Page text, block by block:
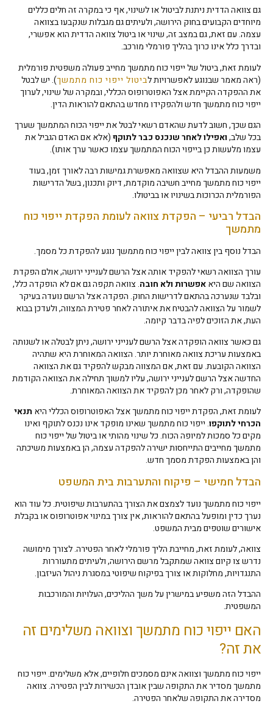
גם צוואה הדדית ניתנת לביטול או לשינוי, אף כי במקרה זה חלים כללים
מיוחדים הקבועים בחוק הירושה, ולעיתים גם מגבלות שנקבעו בצוואה
עצמה. עם זאת, גם במצב זה, שינוי או ביטול צוואה הדדית הוא אפשרי,
ובדרך כלל אינו כרוך בהליך פורמלי מורכב.
לעומת זאת, ביטול של ייפוי כוח מתמשך מחייב פעולה משפטית פורמלית
(ראה מאמר שבנוגע לאפשרויות לביטול ייפוי כוח מתמשך). יש לבטל
את ההפקדה הקיימת אצל האפוטרופוס הכללי, ובמקרה של שינוי, לערוך
ייפוי כוח מתמשך חדש ולהפקידו מחדש בהתאם להוראות הדין.
הגם שכך, חשוב לדעת שהאדם רשאי לבטל את ייפוי הכוח המתמשך שערך
בכל שלב,ואפילו לאחר שנכנס כבר לתוקף(אלא אם האדם הגביל את
עצמו מלעשות כן בייפוי הכוח המתמשך עצמו כאשר ערך אותו).
משמעות ההבדל היא שצוואה מאפשרת גמישות רבה לאורך זמן, בעוד
ייפוי כוח מתמשך מחייב חשיבה מוקדמת, דיוק ותכנון, בשל הדרישות
הפורמלית הכרוכות בשינויו או בביטולו.
הבדל רביעי – הפקדת צוואה לעומת הפקדת ייפוי כוח
מתמשך
הבדל נוסף בין צוואה לבין ייפוי כוח מתמשך נוגע להפקדת כל מסמך.
עורך הצוואה רשאי להפקיד אותה אצל הרשם לענייני ירושה, אולם הפקדת
הצוואה שם היאאפשרות ולא חובה. צוואה תקפה גם אם לא הופקדה כלל,
ובלבד שנערכה בהתאם לדרישות החוק. הפקדה אצל הרשם נועדה בעיקר
לשמור על הצוואה להבטיח את איתורה לאחר פטירת המצווה, ולעדכן בבוא
העת, את הזוכים לפיה בדבר קיומה.
גם כאשר צוואה הופקדה אצל הרשם לענייני ירושה, ניתן לבטלה או לשנותה
באמצעות עריכת צוואה מאוחרת יותר. הצוואה המאוחרת היא שתהיה
הצוואה הקובעת. עם זאת, אם המצווה מבקש להפקיד גם את הצוואה
החדשה אצל הרשם לענייני ירושה, עליו למשוך תחילה את הצוואה הקודמת
שהופקדה, ורק לאחר מכן להפקיד את הצוואה המאוחרת.
לעומת זאת, הפקדת ייפוי כוח מתמשך אצל האפוטרופוס הכללי היאתנאי
הכרחי לתוקפו. ייפוי כוח מתמשך שאינו מופקד אינו נכנס לתוקף ואינו
מקים כל סמכות למיופה הכוח. כל שינוי מהותי או ביטול של ייפוי כוח
מתמשך מחייבים התייחסות ישירה להפקדה עצמה, הן באמצעות משיכתה
והן באמצעות הפקדת מסמך חדש.
הבדל חמישי – פיקוח והתערבות בית המשפט
ייפוי כוח מתמשך נועד לצמצם את הצורך בהתערבות שיפוטית. כל עוד הוא
נערך כדין ומופעל בהתאם להוראות, אין צורך במינוי אפוטרופוס או בקבלת
אישורים שוטפים מבית המשפט.
צוואה, לעומת זאת, מחייבת הליך פורמלי לאחר הפטירה. לצורך מימושה
נדרש צו קיום צוואה שמתקבל מרשם הירושה, ולעיתים מתעוררות
התנגדויות, מחלוקות או צורך בפיקוח שיפוטי במסגרת ניהול העיזבון.
ההבדל הזה משפיע במישרין על משך ההליכים, העלויות והמורכבות
המשפטית.
האם ייפוי כוח מתמשך וצוואה משלימים זה
את זה?
ייפוי כוח מתמשך וצוואה אינם מסמכים חלופיים, אלא משלימים. ייפוי כוח
מתמשך מסדיר את התקופה שבין אובדן הכשירות לבין הפטירה. צוואה
מסדירה את התקופה שלאחר הפטירה.